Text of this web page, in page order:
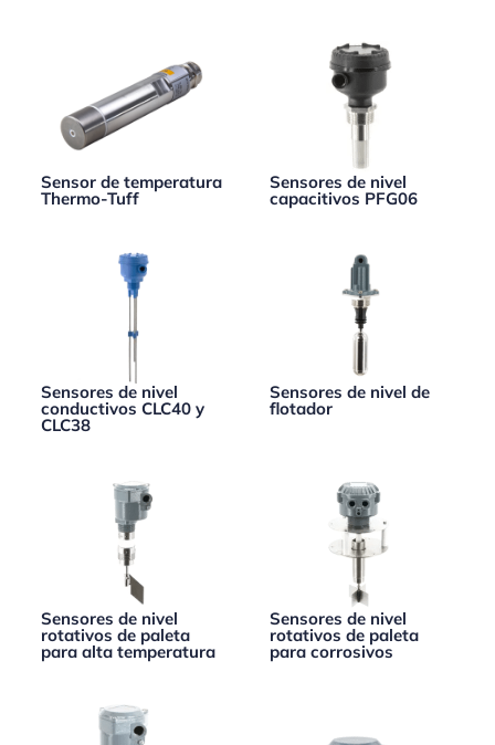
Sensor de temperatura
Thermo-Tuff
Sensores de nivel
capacitivos PFG06
Sensores de nivel
conductivos CLC40 y
CLC38
Sensores de nivel de
flotador
Sensores de nivel
rotativos de paleta
para alta temperatura
Sensores de nivel
rotativos de paleta
para corrosivos